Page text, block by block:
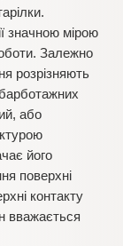
значною мірою
Залежно
розрізняють
або
його
поверхні
контакту
вважається